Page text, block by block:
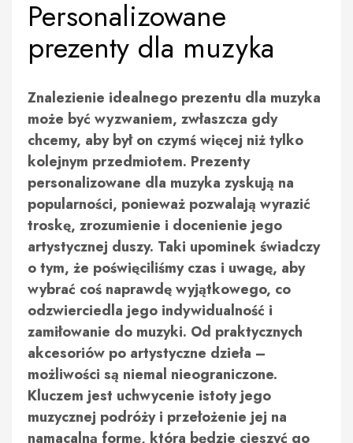
Personalizowane
prezenty dla muzyka
Znalezienie idealnego prezentu dla muzyka
może być wyzwaniem, zwłaszcza gdy
chcemy, aby był on czymś więcej niż tylko
kolejnym przedmiotem. Prezenty
personalizowane dla muzyka zyskują na
popularności, ponieważ pozwalają wyrazić
troskę, zrozumienie i docenienie jego
artystycznej duszy. Taki upominek świadczy
o tym, że poświęciliśmy czas i uwagę, aby
wybrać coś naprawdę wyjątkowego, co
odzwierciedla jego indywidualność i
zamiłowanie do muzyki. Od praktycznych
akcesoriów po artystyczne dzieła –
możliwości są niemal nieograniczone.
Kluczem jest uchwycenie istoty jego
muzycznej podróży i przełożenie jej na
namacalną formę, która będzie cieszyć go